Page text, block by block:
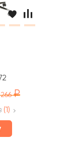
T
266
(1)